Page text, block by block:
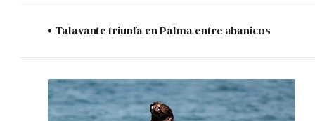
Talavante triunfa en Palma entre abanicos